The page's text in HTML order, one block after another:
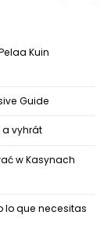
Kuin
Guide
vyhrát
w Kasynach
que necesitas